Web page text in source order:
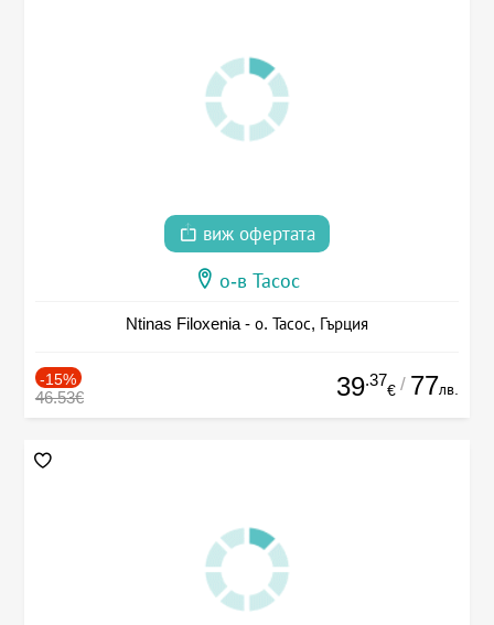
виж офертата
о-в Тасос
Ntinas Filoxenia - о. Тасос, Гърция
-15%
46.53€ 39.37
€ / 77лв.